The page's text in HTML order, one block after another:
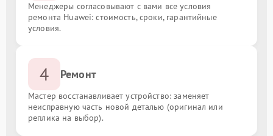
Менеджеры согласовывают с вами все условия
ремонта Huawei: стоимость, сроки, гарантийные
условия.
4 Ремонт
Мастер восстанавливает устройство: заменяет
неисправную часть новой деталью (оригинал или
реплика на выбор).